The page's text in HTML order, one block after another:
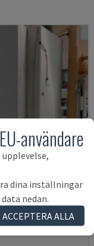
användare
dina inställningar
nedan.
ACCEPTERA ALLA